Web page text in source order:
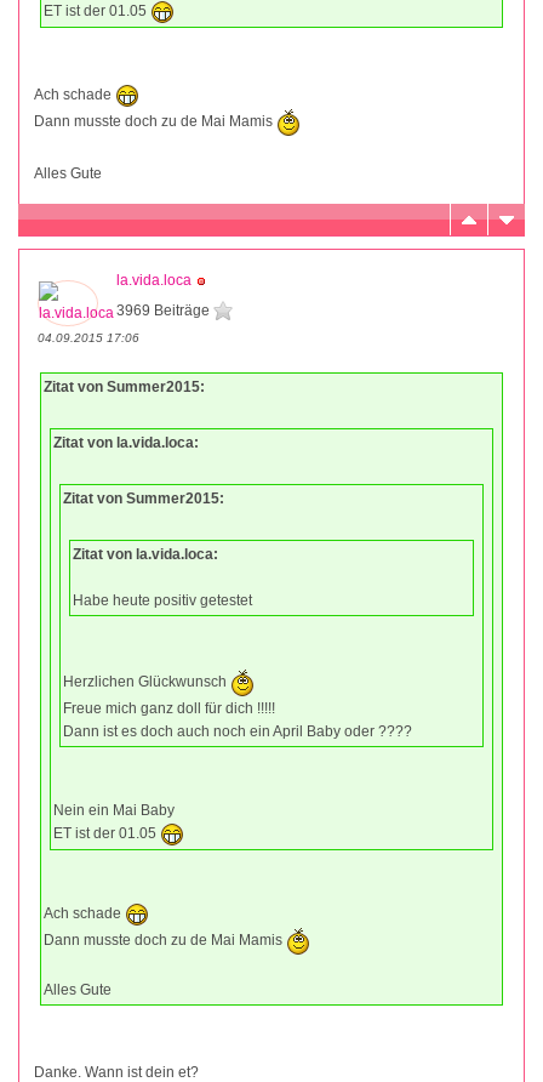
ET ist der 01.05
Ach schade
Dann musste doch zu de Mai Mamis
Alles Gute
la.vida.loca
3969 Beiträge
04.09.2015 17:06
Zitat von Summer2015:
Zitat von la.vida.loca:
Zitat von Summer2015:
Zitat von la.vida.loca:
Habe heute positiv getestet
Herzlichen Glückwunsch
Freue mich ganz doll für dich !!!!!
Dann ist es doch auch noch ein April Baby oder ????
Nein ein Mai Baby
ET ist der 01.05
Ach schade
Dann musste doch zu de Mai Mamis
Alles Gute
Danke. Wann ist dein et?